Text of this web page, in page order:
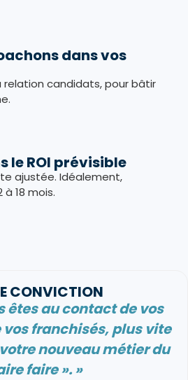
dans vos
relation candidats, pour bâtir
le ROI prévisible
ajustée. Idéalement,
18 mois.
CONVICTION
êtes au contact de vos
franchisés, plus vite
nouveau métier du
faire ». »